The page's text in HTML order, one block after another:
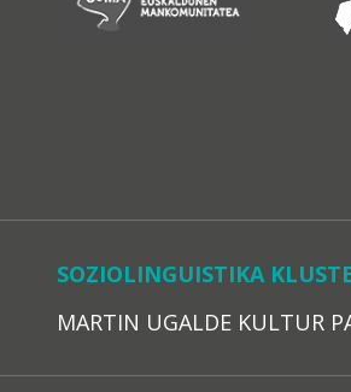
SOZIOLINGUISTIKA
MARTIN UGALDE KULTUR